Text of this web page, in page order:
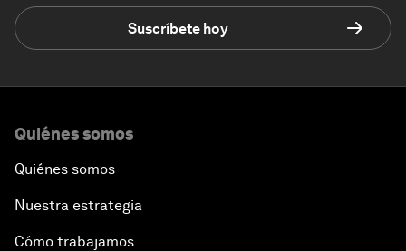
Suscríbete hoy
Quiénes somos
Quiénes somos
Nuestra estrategia
Cómo trabajamos